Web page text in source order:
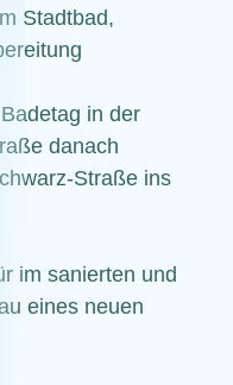
Stadtbad,
in der
danach
Straße ins
im sanierten und
eines neuen